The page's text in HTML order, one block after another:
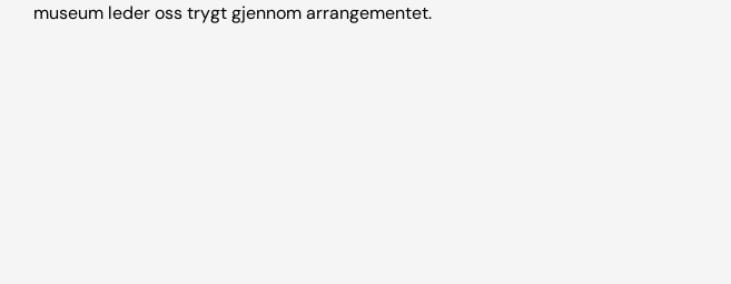
museum leder oss trygt gjennom arrangementet.